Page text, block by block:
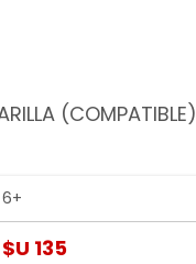
(COMPATIBLE)
6+
$U 135